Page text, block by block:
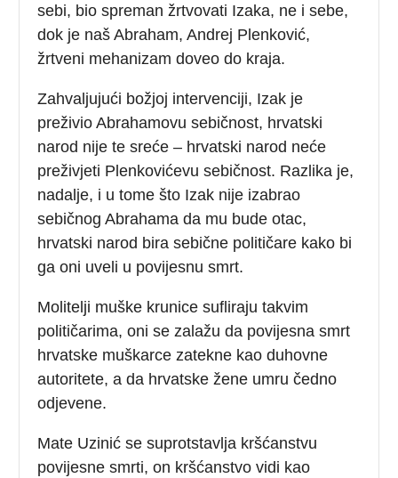
sebi, bio spreman žrtvovati Izaka, ne i sebe,
dok je naš Abraham, Andrej Plenković,
žrtveni mehanizam doveo do kraja.
Zahvaljujući božjoj intervenciji, Izak je
preživio Abrahamovu sebičnost, hrvatski
narod nije te sreće – hrvatski narod neće
preživjeti Plenkovićevu sebičnost. Razlika je,
nadalje, i u tome što Izak nije izabrao
sebičnog Abrahama da mu bude otac,
hrvatski narod bira sebične političare kako bi
ga oni uveli u povijesnu smrt.
Molitelji muške krunice sufliraju takvim
političarima, oni se zalažu da povijesna smrt
hrvatske muškarce zatekne kao duhovne
autoritete, a da hrvatske žene umru čedno
odjevene.
Mate Uzinić se suprotstavlja kršćanstvu
povijesne smrti, on kršćanstvo vidi kao